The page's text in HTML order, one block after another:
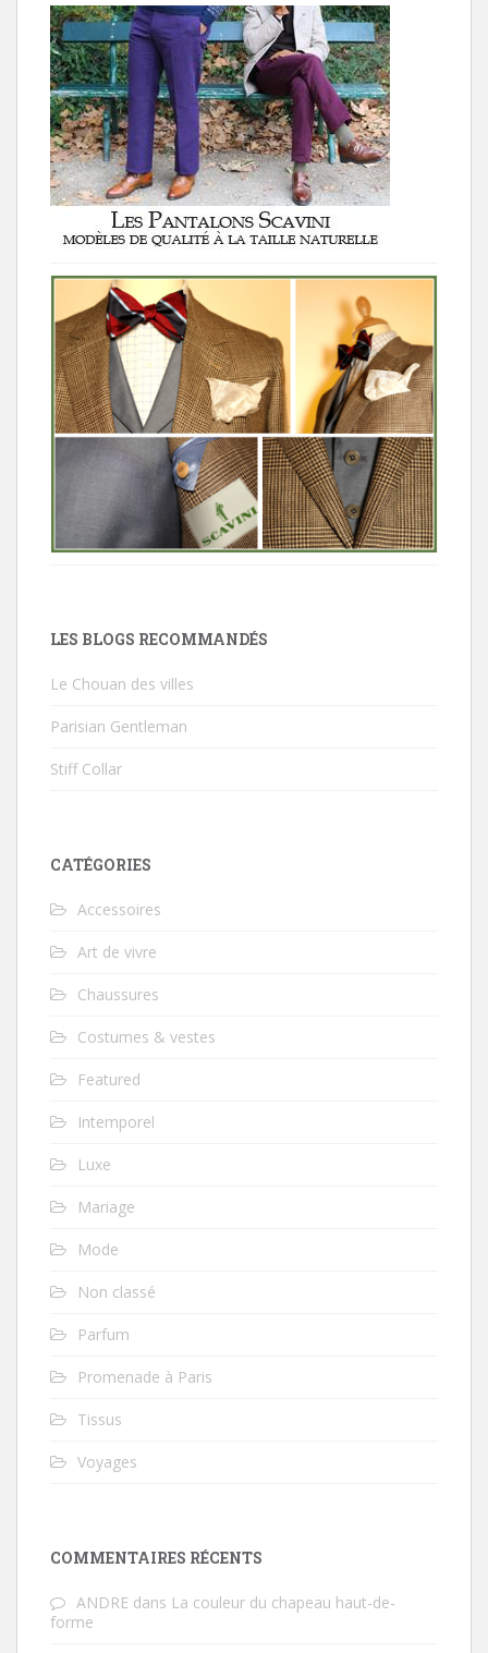
LES BLOGS RECOMMANDÉS
Le Chouan des villes
Parisian Gentleman
Stiff Collar
CATÉGORIES
Accessoires
Art de vivre
Chaussures
Costumes & vestes
Featured
Intemporel
Luxe
Mariage
Mode
Non classé
Parfum
Promenade à Paris
Tissus
Voyages
COMMENTAIRES RÉCENTS
ANDRE dans La couleur du chapeau haut-de-
forme